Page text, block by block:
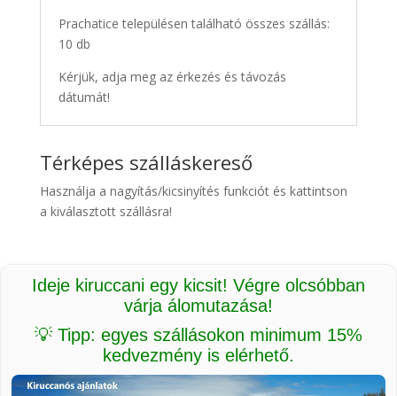
Prachatice településen található összes szállás:
10 db
Kérjük, adja meg az érkezés és távozás
dátumát!
Térképes szálláskereső
Használja a nagyítás/kicsinyítés funkciót és kattintson
a kiválasztott szállásra!
Ideje kiruccani egy kicsit! Végre olcsóbban
várja álomutazása!
💡 Tipp: egyes szállásokon minimum 15%
kedvezmény is elérhető.